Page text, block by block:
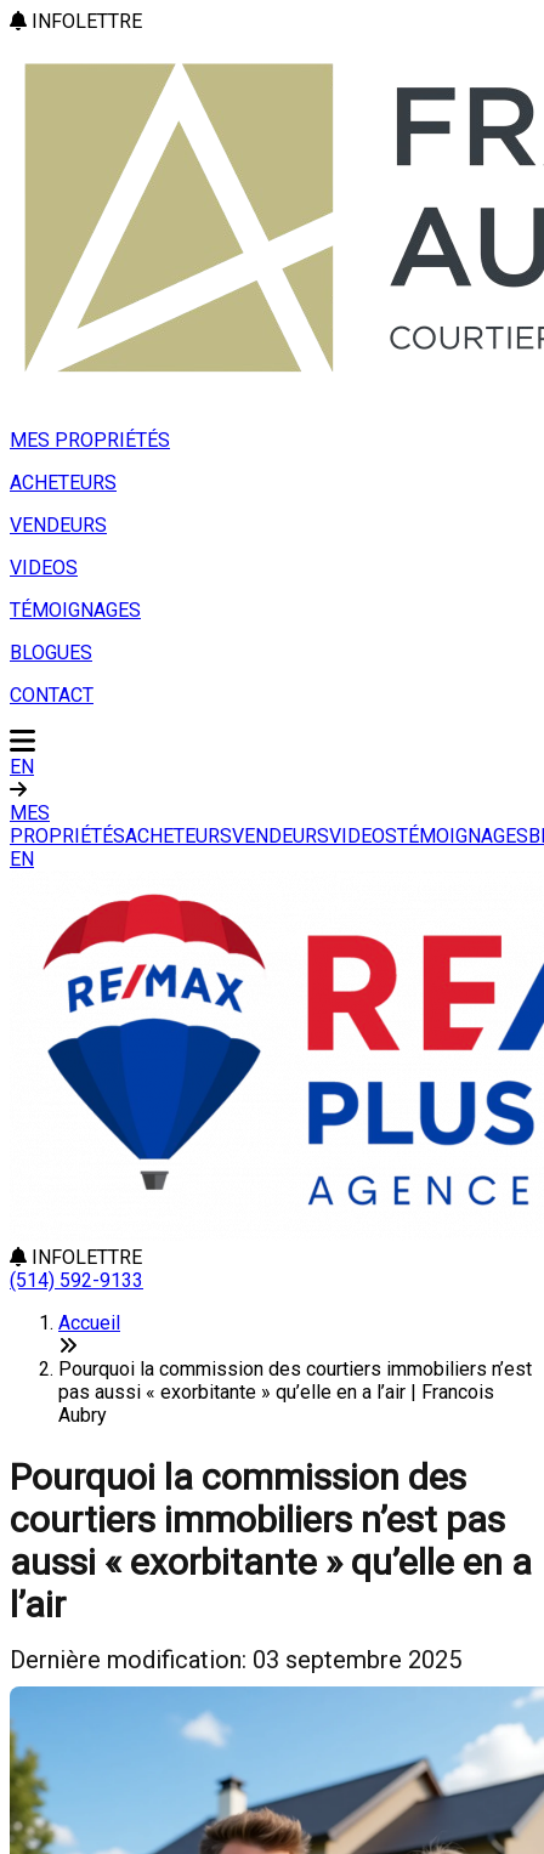
INFOLETTRE
MES PROPRIÉTÉS
ACHETEURS
VENDEURS
VIDEOS
TÉMOIGNAGES
BLOGUES
CONTACT
EN
MES
PROPRIÉTÉSACHETEURSVENDEURSVIDEOSTÉMOIGNAGES
EN
INFOLETTRE
(514) 592-9133
Accueil
Pourquoi la commission des courtiers immobiliers n’est
pas aussi « exorbitante » qu’elle en a l’air | Francois
Aubry
Pourquoi la commission des
courtiers immobiliers n’est pas
aussi « exorbitante » qu’elle en a
l’air
Dernière modification: 03 septembre 2025